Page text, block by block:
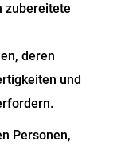
zubereitete
deren
und
Personen,